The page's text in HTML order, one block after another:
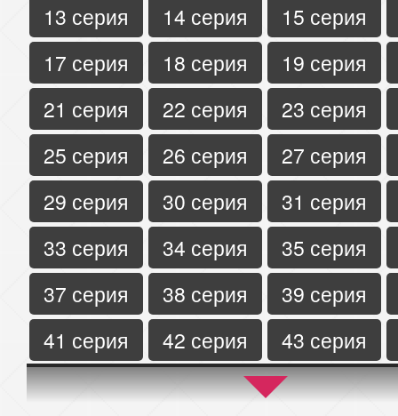
13 серия
14 серия
15 серия
17 серия
18 серия
19 серия
21 серия
22 серия
23 серия
25 серия
26 серия
27 серия
29 серия
30 серия
31 серия
33 серия
34 серия
35 серия
37 серия
38 серия
39 серия
41 серия
42 серия
43 серия
45 серия
46 серия
47 серия